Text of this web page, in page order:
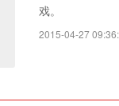
戏。
2015-04-27